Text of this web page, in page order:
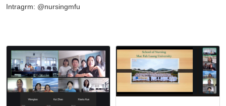
Intragrm: @nursingmfu